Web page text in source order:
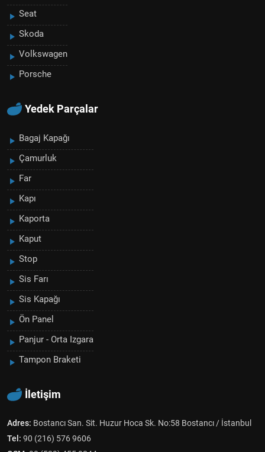
Seat
Skoda
Volkswagen
Porsche
Yedek Parçalar
Bagaj Kapağı
Çamurluk
Far
Kapı
Kaporta
Kaput
Stop
Sis Farı
Sis Kapağı
Ön Panel
Panjur - Orta Izgara
Tampon Braketi
İletişim
Adres: Bostancı San. Sit. Huzur Hoca Sk. No:58 Bostancı / İstanbul
Tel: 90 (216) 576 9606